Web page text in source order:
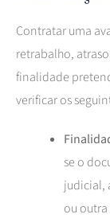
Contratar uma
retrabalho,
finalidade
verificar os
se o
judicial,
ou